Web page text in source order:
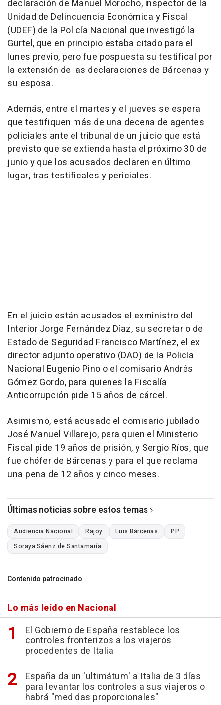
declaración de Manuel Morocho, inspector de la
Unidad de Delincuencia Económica y Fiscal
(UDEF) de la Policía Nacional que investigó la
Gürtel, que en principio estaba citado para el
lunes previo, pero fue pospuesta su testifical por
la extensión de las declaraciones de Bárcenas y
su esposa.
Además, entre el martes y el jueves se espera
que testifiquen más de una decena de agentes
policiales ante el tribunal de un juicio que está
previsto que se extienda hasta el próximo 30 de
junio y que los acusados declaren en último
lugar, tras testificales y periciales.
En el juicio están acusados el exministro del
Interior Jorge Fernández Díaz, su secretario de
Estado de Seguridad Francisco Martínez, el ex
director adjunto operativo (DAO) de la Policía
Nacional Eugenio Pino o el comisario Andrés
Gómez Gordo, para quienes la Fiscalía
Anticorrupción pide 15 años de cárcel.
Asimismo, está acusado el comisario jubilado
José Manuel Villarejo, para quien el Ministerio
Fiscal pide 19 años de prisión, y Sergio Ríos, que
fue chófer de Bárcenas y para el que reclama
una pena de 12 años y cinco meses.
Últimas noticias sobre estos temas
Audiencia Nacional Rajoy Luis Bárcenas
PP
Soraya Sáenz de Santamaría
Contenido patrocinado
Lo más leído en Nacional
El Gobierno de España restablece los
controles fronterizos a los viajeros
procedentes de Italia
España da un 'ultimátum' a Italia de 3 días
para levantar los controles a sus viajeros o
habrá "medidas proporcionales"